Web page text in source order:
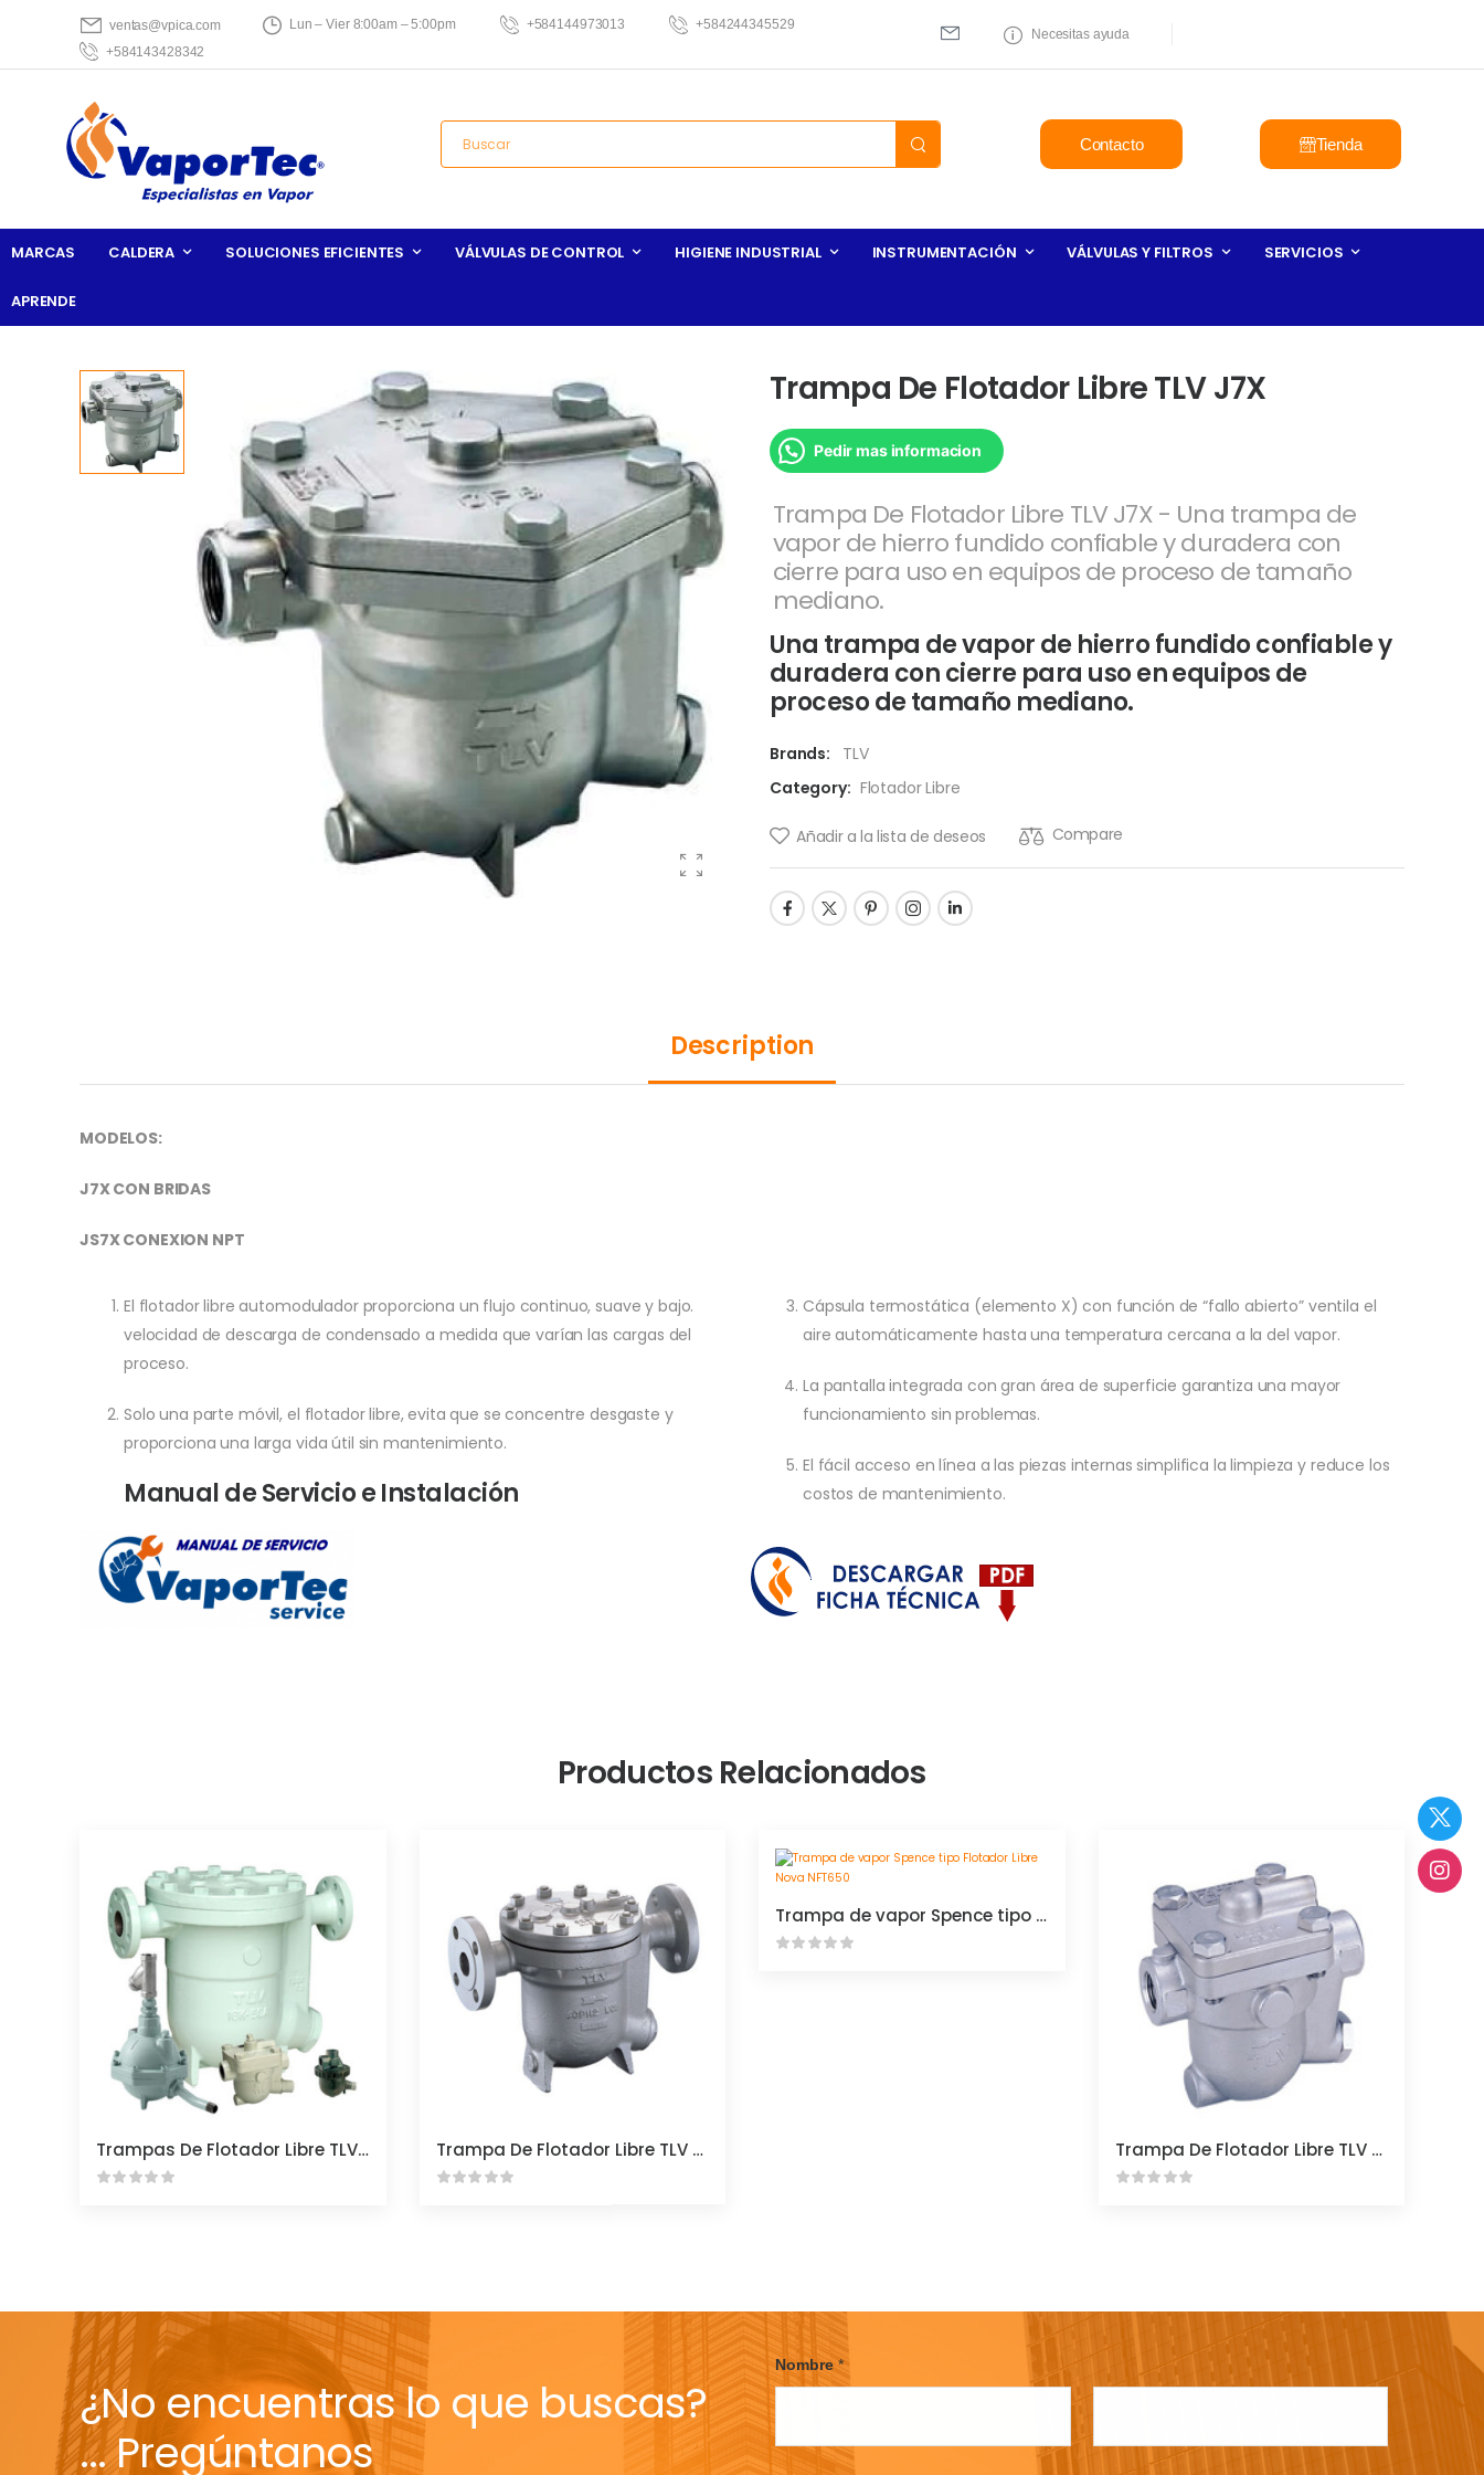
ventas@vpica.com Lun – Vier 8:00am – 5:00pm +584144973013
+584244345529
+584143428342
Necesitas ayuda
Contacto Tienda
MARCAS CALDERA SOLUCIONES EFICIENTES VÁLVULAS DE CONTROL HIGIENE INDUSTRIAL INSTRUMENTACIÓN VÁLVULAS Y FILTROS SERVICIOS
APRENDE
Trampa De Flotador Libre TLV J7X
Pedir mas informacion
Trampa De Flotador Libre TLV J7X - Una trampa de
vapor de hierro fundido confiable y duradera con
cierre para uso en equipos de proceso de tamaño
mediano.
Una trampa de vapor de hierro fundido confiable y
duradera con cierre para uso en equipos de
proceso de tamaño mediano.
Brands:
TLV
Category: Flotador Libre
Añadir a la lista de deseos Compare
Description
MODELOS:
J7X CON BRIDAS
JS7X CONEXION NPT
El flotador libre automodulador proporciona un flujo continuo, suave y bajo.
velocidad de descarga de condensado a medida que varían las cargas del
proceso.
Solo una parte móvil, el flotador libre, evita que se concentre desgaste y
proporciona una larga vida útil sin mantenimiento.
Manual de Servicio e Instalación
Cápsula termostática (elemento X) con función de “fallo abierto” ventila el
aire automáticamente hasta una temperatura cercana a la del vapor.
La pantalla integrada con gran área de superficie garantiza una mayor
funcionamiento sin problemas.
El fácil acceso en línea a las piezas internas simplifica la limpieza y reduce los
costos de mantenimiento.
Productos Relacionados
Trampas De Flotador Libre TLV Para AIRE COMPRIMIDO Trampa De Flotador Libre TLV J7.5X
Trampa de vapor Spence tipo Flotador Libre Nova NFT650
Trampa De Flotador Libre TLV J5X
¿No encuentras lo que buscas?
... Pregúntanos
Nombre *